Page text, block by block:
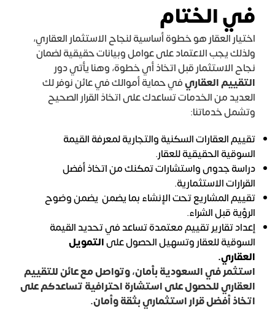
في الختام
اختيار العقار هو خطوة أساسية لنجاح الاستثمار العقاري،
ولذلك يجب الاعتماد على عوامل وبيانات حقيقية لضمان
نجاح الاستثمار قبل اتخاذ أي خطوة، وهنا يأتي دور
التقييم العقاريفي حماية أموالك في عائن نوفر لك
العديد من الخدمات تساعدك على اتخاذ القرار الصحيح
وتشمل خدماتنا:
تقييم العقارات السكنية والتجارية لمعرفة القيمة
السوقية الحقيقية للعقار.
دراسة جدوى واستشارات تمكنك من اتخاذ أفضل
القرارات الاستثمارية.
تقييم المشاريع تحت الإنشاء بما يضمن يضمن وضوح
الرؤية قبل الشراء.
إعداد تقارير تقييم معتمدة تساعد في تحديد القيمة
السوقية للعقار وتسهيل الحصول علىالتمويل
العقاري.
استثمر في السعودية بأمان،وتواصل مع عائنللتقييم
العقاري للحصول على استشارة احترافية تساعدكم على
اتخاذ أفضل قرار استثماري بثقة وأمان.